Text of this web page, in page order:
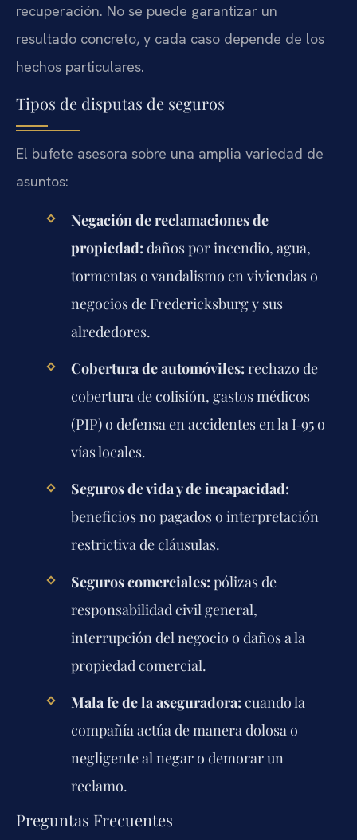
recuperación. No se puede garantizar un
resultado concreto, y cada caso depende de los
hechos particulares.
Tipos de disputas de seguros
El bufete asesora sobre una amplia variedad de
asuntos:
Negación de reclamaciones de
propiedad: daños por incendio, agua,
tormentas o vandalismo en viviendas o
negocios de Fredericksburg y sus
alrededores.
Cobertura de automóviles: rechazo de
cobertura de colisión, gastos médicos
(PIP) o defensa en accidentes en la I‑95 o
vías locales.
Seguros de vida y de incapacidad:
beneficios no pagados o interpretación
restrictiva de cláusulas.
Seguros comerciales: pólizas de
responsabilidad civil general,
interrupción del negocio o daños a la
propiedad comercial.
Mala fe de la aseguradora: cuando la
compañía actúa de manera dolosa o
negligente al negar o demorar un
reclamo.
Preguntas Frecuentes